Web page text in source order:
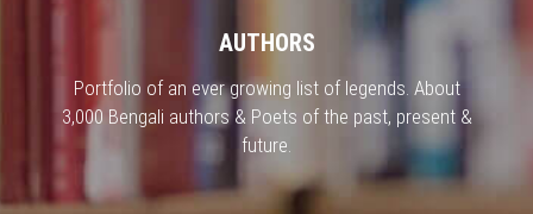
AUTHORS
Portfolio of an ever growing list of legends. About
3,000 Bengali authors & Poets of the past, present &
future.